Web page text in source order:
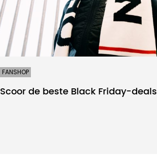
FANSHOP
Scoor de beste Black Friday-deals